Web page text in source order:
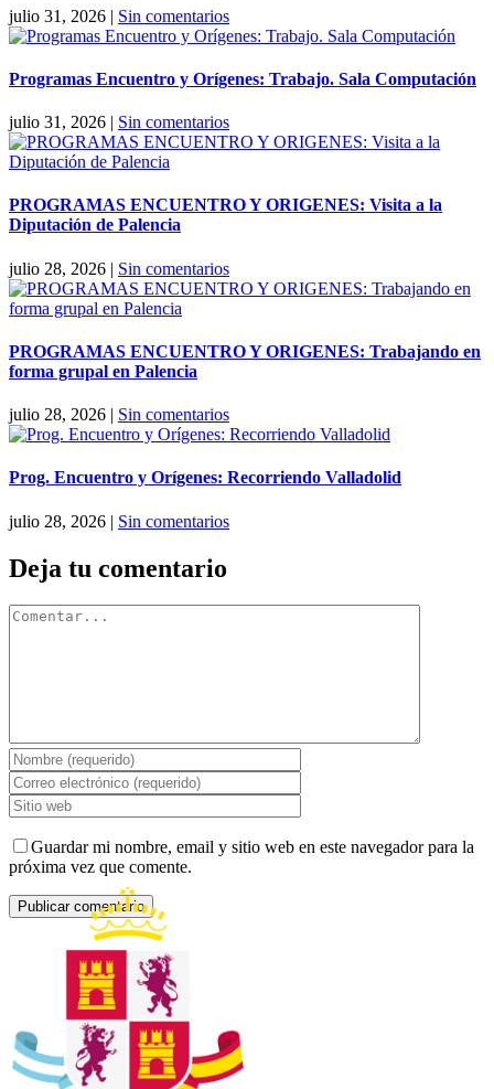
julio 31, 2026 | Sin comentarios
Programas Encuentro y Orígenes: Trabajo. Sala Computación
julio 31, 2026 | Sin comentarios
PROGRAMAS ENCUENTRO Y ORIGENES: Visita a la
Diputación de Palencia
julio 28, 2026 | Sin comentarios
PROGRAMAS ENCUENTRO Y ORIGENES: Trabajando en
forma grupal en Palencia
julio 28, 2026 | Sin comentarios
Prog. Encuentro y Orígenes: Recorriendo Valladolid
julio 28, 2026 | Sin comentarios
Deja tu comentario
Comentar
Guardar mi nombre, email y sitio web en este navegador para la
próxima vez que comente.